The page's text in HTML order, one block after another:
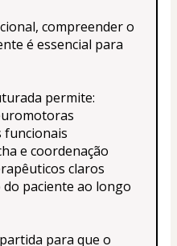
compreender o
é essencial para
permite:
funcionais
e coordenação
claros
do paciente ao longo
para que o